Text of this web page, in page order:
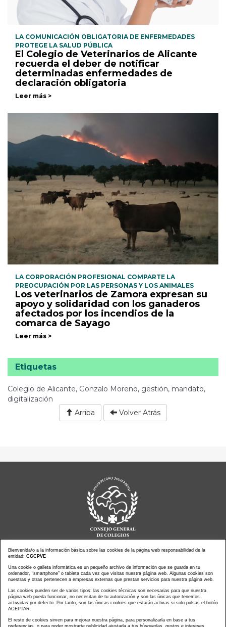
LA COMUNICACIÓN OBLIGATORIA DE ENFERMEDADES
PROTEGE LA SALUD PÚBLICA
El Colegio de Veterinarios de Alicante
recuerda el deber de notificar
determinadas enfermedades de
declaración obligatoria
Leer más >
LA CORPORACIÓN PROFESIONAL COMPARTE LA
PREOCUPACIÓN POR LAS PERSONAS Y LOS ANIMALES
Los veterinarios de Zamora expresan su
apoyo y solidaridad con los ganaderos
afectados por los incendios de la
comarca de Sayago
Leer más >
Etiquetas
Colegio de Alicante, Gonzalo Moreno, gestión, mandato,
digitalización
Arriba
Volver Atrás
Noticias actualidad
Agenda de Actos
Revistas
PressClip
Multimedias
Contacto
Aviso Legal
Política Privacidad
Política Cookies
Bienvenida/o a la información básica sobre las cookies de la página web responsabilidad de la
entidad: CGCPVE
Una cookie o galleta informática es un pequeño archivo de información que se guarda en tu
ordenador, “smartphone” o tableta cada vez que visitas nuestra página web. Algunas cookies son
nuestras y otras pertenecen a empresas externas que prestan servicios para nuestra página web.
Las cookies pueden ser de varios tipos: las cookies técnicas son necesarias para que nuestra
página web pueda funcionar, no necesitan de tu autorización y son las únicas que tenemos
activadas por defecto. Por tanto, son las únicas cookies que estarán activas si solo pulsas el botón
ACEPTAR.
El resto de cookies sirven para mejorar nuestra página, para personalizarla en base a tus
preferencias, o para poder mostrarte publicidad ajustada a tus búsquedas, gustos e intereses